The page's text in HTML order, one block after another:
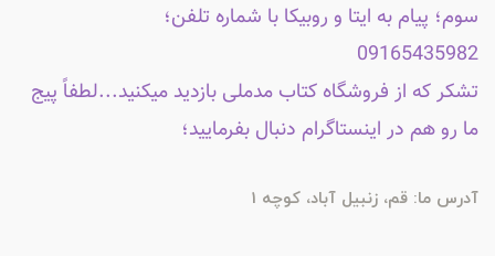
سوم؛ پیام به ایتا و روبیکا با شماره تلفن؛
09165435982
تشکر که از فروشگاه کتاب مدملی بازدید میکنید...لطفاً پیج
ما رو هم در اینستاگرام دنبال بفرمایید؛
آدرس ما: قم، زنبیل آباد، کوچه 1